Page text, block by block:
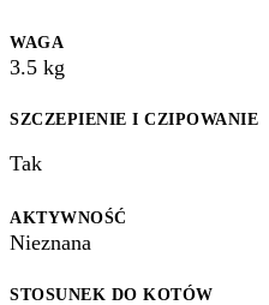
WAGA
3.5 kg
SZCZEPIENIE I CZIPOWANIE
Tak
AKTYWNOŚĆ
Nieznana
STOSUNEK DO KOTÓW